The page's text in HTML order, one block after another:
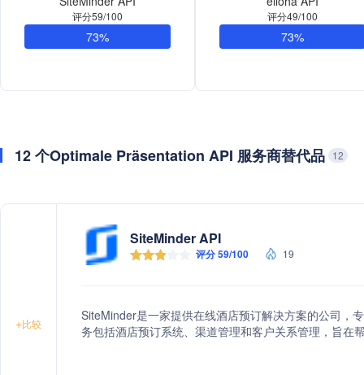
评分59/100
73%
评分49/100
73%
12 个Optimale Präsentation API 服务商替代品 12
+比较
SiteMinder API
评分 59/100 19
SiteMinder是一家提供在线酒店预订解决方案的公司，
务包括酒店预订系统、渠道管理和客户关系管理，旨在